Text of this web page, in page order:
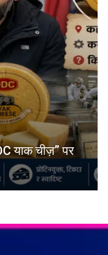
याक चीज़” पर